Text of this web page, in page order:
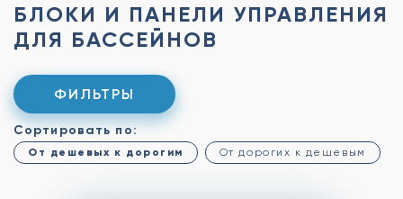
БЛОКИ И ПАНЕЛИ УПРАВЛЕНИЯ
ДЛЯ БАССЕЙНОВ
ФИЛЬТРЫ
Сортировать по:
От дешевых к дорогим От дорогих к дешевым